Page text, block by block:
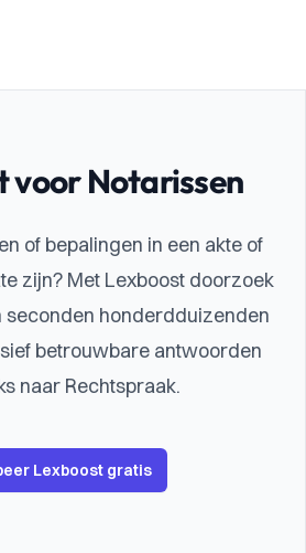
voor Notarissen
of bepalingen in een akte of
zijn? Met Lexboost doorzoek
seconden honderdduizenden
betrouwbare antwoorden
naar Rechtspraak.
Lexboost gratis